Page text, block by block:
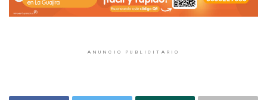
ANUNCIO PUBLICITARIO